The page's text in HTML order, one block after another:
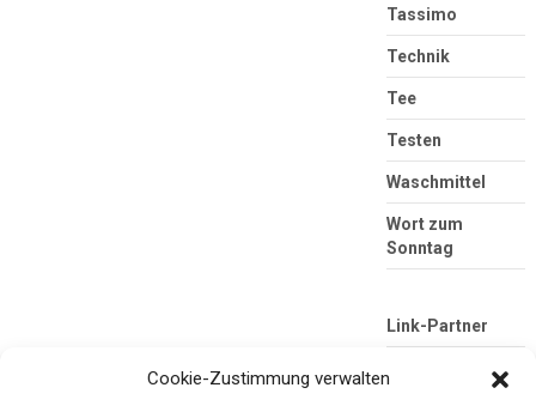
Tassimo
Technik
Tee
Testen
Waschmittel
Wort zum
Sonntag
Link-Partner
Cookie-Zustimmung verwalten